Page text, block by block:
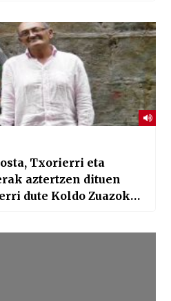
Txorierri eta
aztertzen dituen
dute Koldo Zuazok